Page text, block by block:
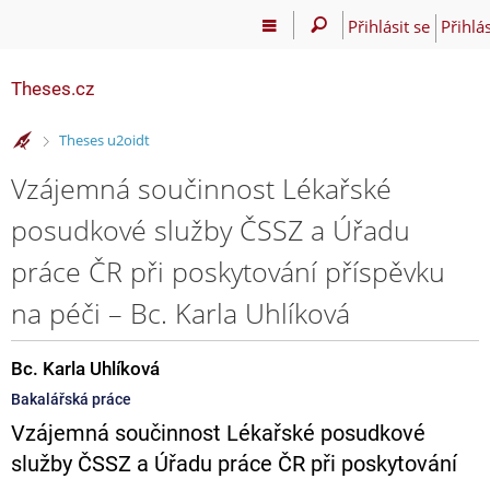
Přihlásit se
Theses.cz
>
Theses u2oidt
Vzájemná součinnost Lékařské
posudkové služby ČSSZ a Úřadu
práce ČR při poskytování příspěvku
na péči – Bc. Karla Uhlíková
Bc. Karla Uhlíková
Bakalářská práce
Vzájemná součinnost Lékařské posudkové
služby ČSSZ a Úřadu práce ČR při poskytování